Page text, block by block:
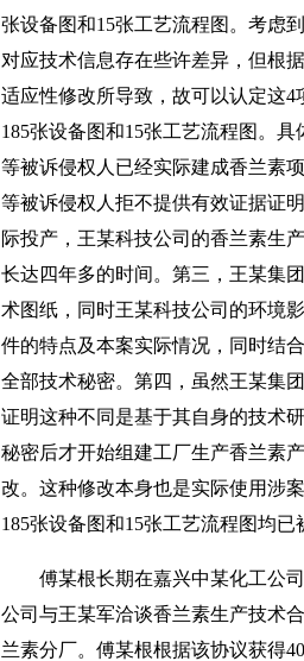
张设备图和15张工艺流程图。考虑
对应技术信息存在些许差异，但根
适应性修改所导致，故可以认定这
185张设备图和15张工艺流程图。
等被诉侵权人已经实际建成香兰素
等被诉侵权人拒不提供有效证据证
际投产，王某科技公司的香兰素生
长达四年多的时间。第三，王某集
术图纸，同时王某科技公司的环境
件的特点及本案实际情况，同时结
全部技术秘密。第四，虽然王某集
证明这种不同是基于其自身的技术
秘密后才开始组建工厂生产香兰素
改。这种修改本身也是实际使用涉
185张设备图和15张工艺流程图均已
傅某根长期在嘉兴中某化工公司
公司与王某军洽谈香兰素生产技术
兰素分厂。傅某根根据该协议获得